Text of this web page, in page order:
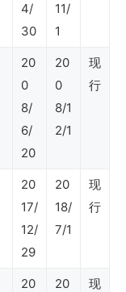
4/
30
11/
1
20
0
8/
6/
20
20
0
8/1
2/1
现
行
20
17/
12/
29
20
18/
7/1
现
行
20
20
现